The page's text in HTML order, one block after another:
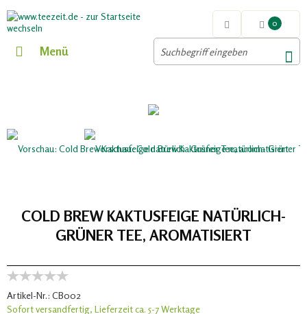
0
Menü
COLD BREW KAKTUSFEIGE NATÜRLICH-
GRÜNER TEE, AROMATISIERT
Artikel-Nr.: CB002
Sofort versandfertig, Lieferzeit ca. 5-7 Werktage